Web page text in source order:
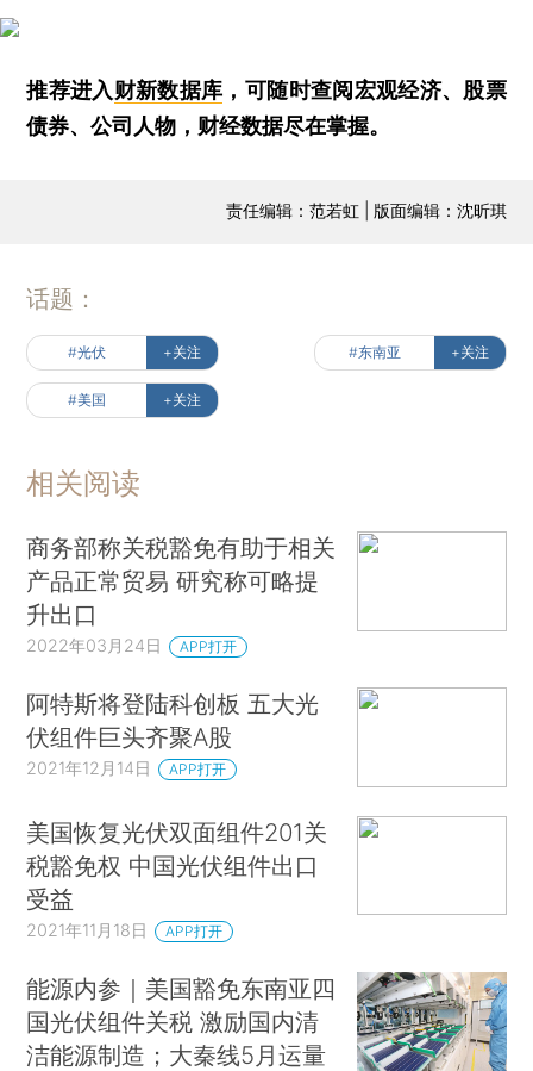
推荐进入财新数据库 ，可随时查阅宏观经济、股票
债券、公司人物，财经数据尽在掌握。
责任编辑：范若虹 | 版面编辑：沈昕琪
话题：
#光伏 +关注 #东南亚 +关注
#美国 +关注
相关阅读
商务部称关税豁免有助于相关
产品正常贸易 研究称可略提
升出口
2022年03月24日 APP打开
阿特斯将登陆科创板 五大光
伏组件巨头齐聚A股
2021年12月14日 APP打开
美国恢复光伏双面组件201关
税豁免权 中国光伏组件出口
受益
2021年11月18日 APP打开
能源内参｜美国豁免东南亚四
国光伏组件关税 激励国内清
洁能源制造；大秦线5月运量